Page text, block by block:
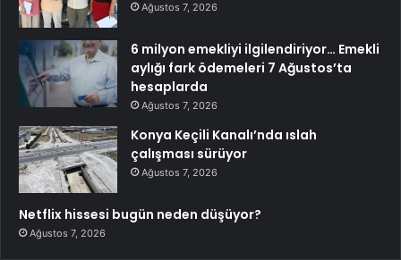
Ağustos 7, 2026
6 milyon emekliyi ilgilendiriyor… Emekli
aylığı fark ödemeleri 7 Ağustos’ta
hesaplarda
Ağustos 7, 2026
Konya Keçili Kanalı’nda ıslah
çalışması sürüyor
Ağustos 7, 2026
Netflix hissesi bugün neden düşüyor?
Ağustos 7, 2026